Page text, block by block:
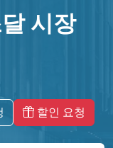
시장
할인 요청